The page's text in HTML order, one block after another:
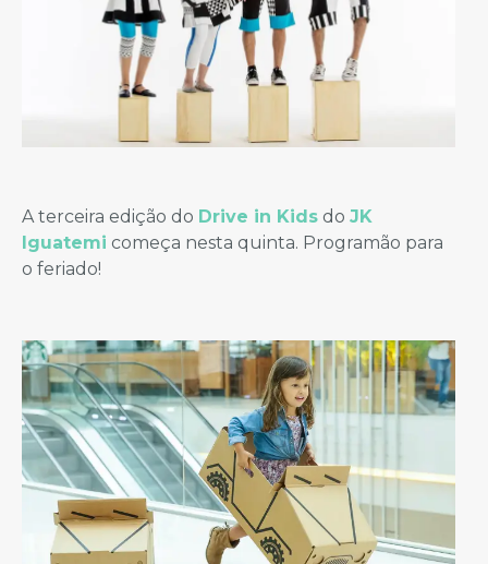
A terceira edição do Drive in Kids do JK
Iguatemi começa nesta quinta. Programão para
o feriado!